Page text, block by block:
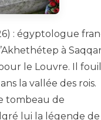
: égyptologue
à
le Louvre. Il
la vallée des rois.
tombeau de
lui la légende de